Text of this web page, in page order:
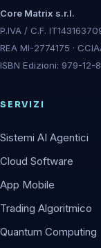
Core Matrix s.r.l.
P.IVA / C.F.
REA MI-2774175 ·
ISBN Edizioni: 979-12-
SERVIZI
Sistemi AI Agentici
Cloud Software
App Mobile
Trading Algoritmico
Quantum Computing